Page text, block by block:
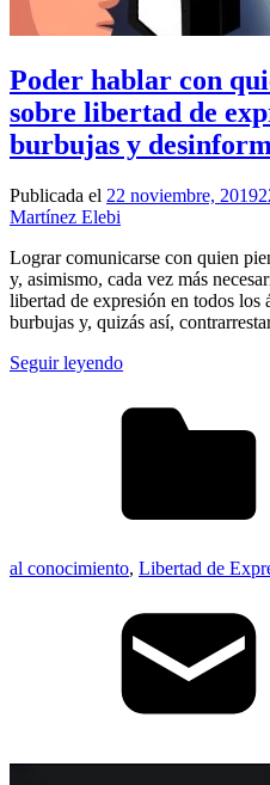
Poder hablar con
sobre libertad de
burbujas y
Publicada el 22 noviembre, 2019
Martínez Elebi
Lograr comunicarse con quien
y, asimismo, cada vez más
libertad de expresión en todos
burbujas y, quizás así,
Seguir leyendo
al conocimiento, Libertad de